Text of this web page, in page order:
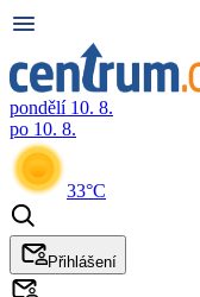
pondělí 10. 8.
po 10. 8.
33°C
Přihlášení